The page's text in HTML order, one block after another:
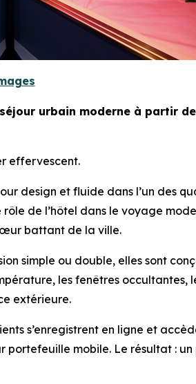
urbain moderne à partir
effervescent.
design et fluide dans l’un des
de l’hôtel dans le voyage
battant de la ville.
simple ou double, elles sont
les fenêtres occultantes,
extérieure.
s’enregistrent en ligne et
mobile. Le résultat :